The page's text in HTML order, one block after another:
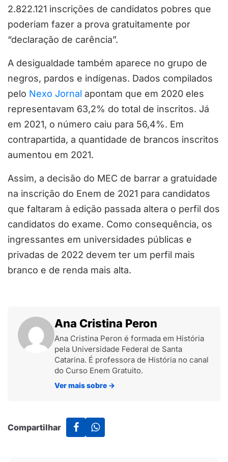
2.822.121 inscrições de candidatos pobres que
poderiam fazer a prova gratuitamente por
“declaração de carência”.
A desigualdade também aparece no grupo de
negros, pardos e indígenas. Dados compilados
pelo Nexo Jornal apontam que em 2020 eles
representavam 63,2% do total de inscritos. Já
em 2021, o número caiu para 56,4%. Em
contrapartida, a quantidade de brancos inscritos
aumentou em 2021.
Assim, a decisão do MEC de barrar a gratuidade
na inscrição do Enem de 2021 para candidatos
que faltaram à edição passada altera o perfil dos
candidatos do exame. Como consequência, os
ingressantes em universidades públicas e
privadas de 2022 devem ter um perfil mais
branco e de renda mais alta.
Ana Cristina Peron
Ana Cristina Peron é formada em História
pela Universidade Federal de Santa
Catarina. É professora de História no canal
do Curso Enem Gratuito.
Ver mais sobre →
Compartilhar